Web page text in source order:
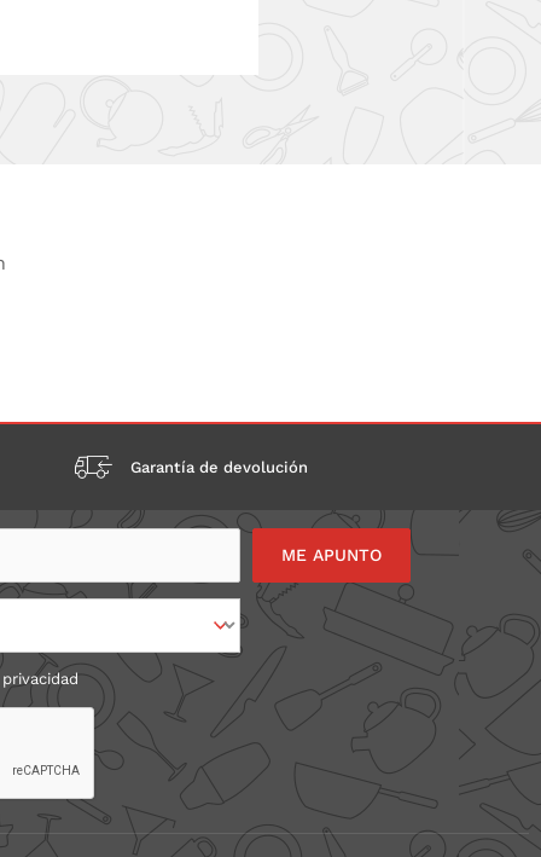
Garantía de devolución